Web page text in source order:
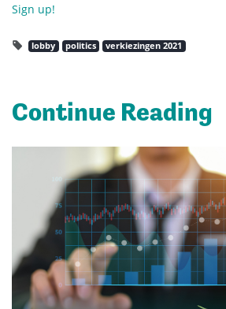
Sign up!
lobby politics verkiezingen 2021
Continue Reading